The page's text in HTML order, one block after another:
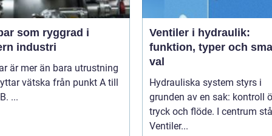
som ryggrad i
industri
är mer än bara utrustning
vätska från punkt A till
...
Ventiler i hydraulik:
funktion, typer och
val
Hydrauliska system styrs i
grunden av en sak: kontroll
tryck och flöde. I centrum
Ventiler...